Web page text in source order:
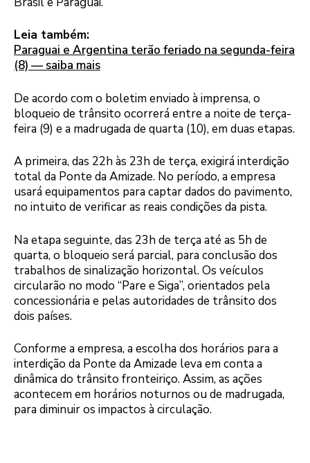
Leia também:
Paraguai e Argentina terão feriado na segunda-feira
(8) — saiba mais
De acordo com o boletim enviado à imprensa, o
bloqueio de trânsito ocorrerá entre a noite de terça-
feira (9) e a madrugada de quarta (10), em duas etapas.
A primeira, das 22h às 23h de terça, exigirá interdição
total da Ponte da Amizade. No período, a empresa
usará equipamentos para captar dados do pavimento,
no intuito de verificar as reais condições da pista.
Na etapa seguinte, das 23h de terça até as 5h de
quarta, o bloqueio será parcial, para conclusão dos
trabalhos de sinalização horizontal. Os veículos
circularão no modo “Pare e Siga”, orientados pela
concessionária e pelas autoridades de trânsito dos
dois países.
Conforme a empresa, a escolha dos horários para a
interdição da Ponte da Amizade leva em conta a
dinâmica do trânsito fronteiriço. Assim, as ações
acontecem em horários noturnos ou de madrugada,
para diminuir os impactos à circulação.